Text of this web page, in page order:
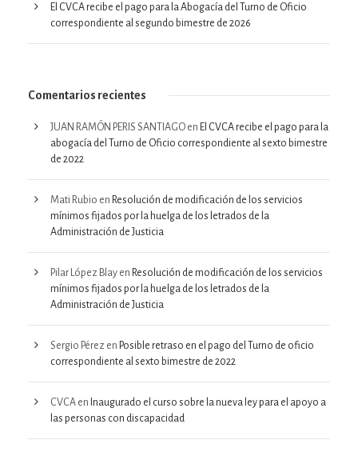
El CVCA recibe el pago para la Abogacía del Turno de Oficio
correspondiente al segundo bimestre de 2026
Comentarios recientes
JUAN RAMÓN PERIS SANTIAGO en El CVCA recibe el pago para la
abogacía del Turno de Oficio correspondiente al sexto bimestre
de 2022
Mati Rubio en Resolución de modificación de los servicios
mínimos fijados por la huelga de los letrados de la
Administración de Justicia
Pilar López Blay en Resolución de modificación de los servicios
mínimos fijados por la huelga de los letrados de la
Administración de Justicia
Sergio Pérez en Posible retraso en el pago del Turno de oficio
correspondiente al sexto bimestre de 2022
CVCA en Inaugurado el curso sobre la nueva ley para el apoyo a
las personas con discapacidad